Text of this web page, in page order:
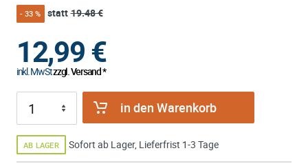
- 33 % statt 19.48 €
12,99€
inkl. MwStzzgl. Versand *
in den Warenkorb
AB LAGER Sofort ab Lager, Lieferfrist 1-3 Tage